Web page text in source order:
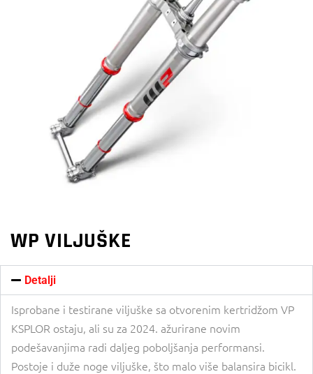
WP VILJUŠKE
Detalji
Isprobane i testirane viljuške sa otvorenim kertridžom VP
KSPLOR ostaju, ali su za 2024. ažurirane novim
podešavanjima radi daljeg poboljšanja performansi.
Postoje i duže noge viljuške, što malo više balansira bicikl.